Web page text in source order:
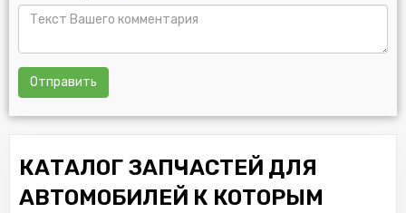
Отправить
КАТАЛОГ ЗАПЧАСТЕЙ ДЛЯ
АВТОМОБИЛЕЙ К КОТОРЫМ